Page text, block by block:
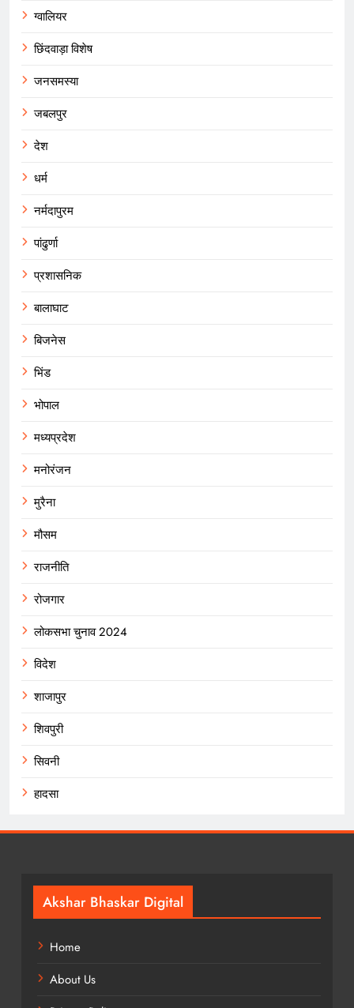
ग्वालियर
छिंदवाड़ा विशेष
जनसमस्या
जबलपुर
देश
धर्म
नर्मदापुरम
पांढुर्णा
प्रशासनिक
बालाघाट
बिजनेस
भिंड
भोपाल
मध्यप्रदेश
मनोरंजन
मुरैना
मौसम
राजनीति
रोजगार
लोकसभा चुनाव 2024
विदेश
शाजापुर
शिवपुरी
सिवनी
हादसा
Akshar Bhaskar Digital
Home
About Us